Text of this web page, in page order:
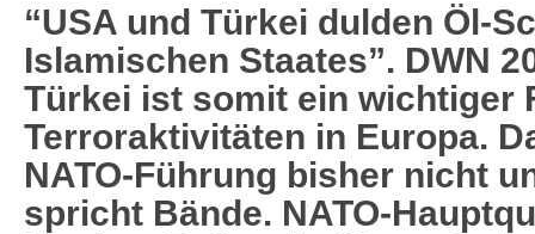
“USA und Türkei dulden Öl-
Islamischen Staates”. DWN
Türkei ist somit ein wichtiger
Terroraktivitäten in Europa.
NATO-Führung bisher nicht
spricht Bände. NATO-